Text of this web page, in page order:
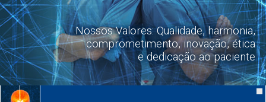
Nossos Valores: Qualidade, harmonia,
comprometimento, inovação, ética
e dedicação ao paciente